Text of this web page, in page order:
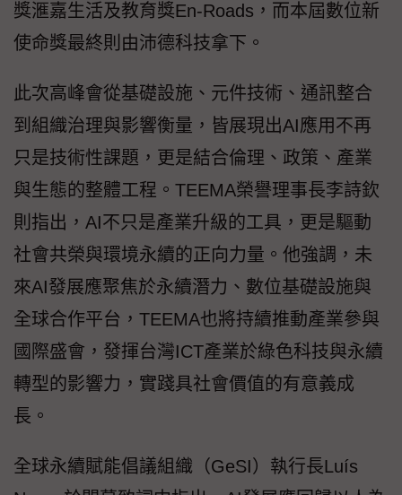
獎滙嘉生活及教育獎En-Roads，而本屆數位新
使命獎最終則由沛德科技拿下。
此次高峰會從基礎設施、元件技術、通訊整合
到組織治理與影響衡量，皆展現出AI應用不再
只是技術性課題，更是結合倫理、政策、產業
與生態的整體工程。TEEMA榮譽理事長李詩欽
則指出，AI不只是產業升級的工具，更是驅動
社會共榮與環境永續的正向力量。他強調，未
來AI發展應聚焦於永續潛力、數位基礎設施與
全球合作平台，TEEMA也將持續推動產業參與
國際盛會，發揮台灣ICT產業於綠色科技與永續
轉型的影響力，實踐具社會價值的有意義成
長。
全球永續賦能倡議組織（GeSI）執行長Luís